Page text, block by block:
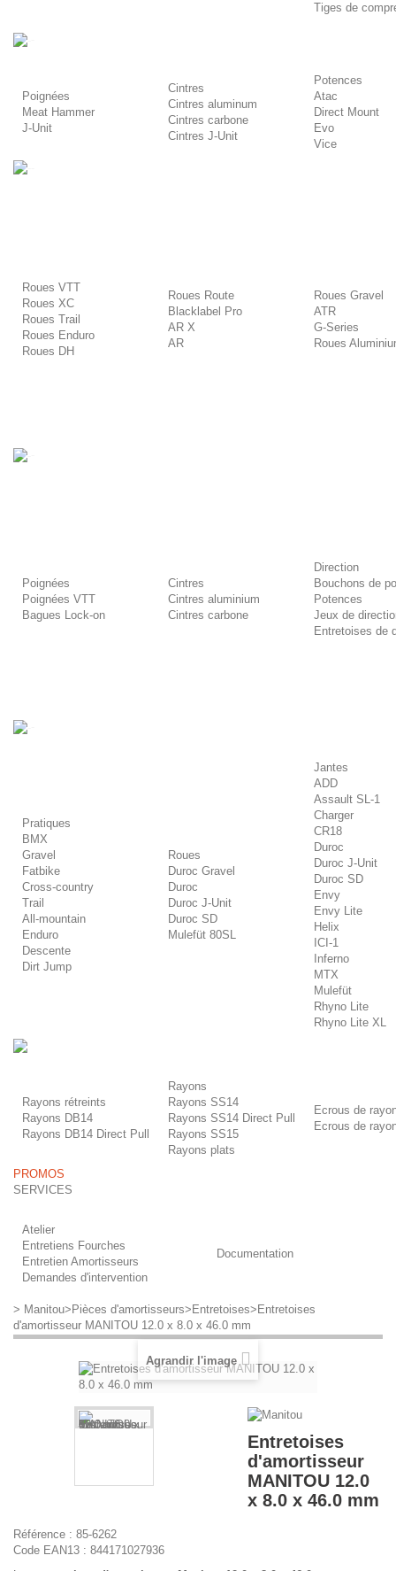
Tiges de
Poignées
Meat Hammer
J-Unit
Cintres
Cintres aluminum
Cintres carbone
Cintres J-Unit
Potences
Atac
Direct Mount
Evo
Vice
Roues VTT
Roues XC
Roues Trail
Roues Enduro
Roues DH
Roues Route
Blacklabel Pro
AR X
AR
Roues Gravel
ATR
G-Series
Roues
Poignées
Poignées VTT
Bagues Lock-on
Cintres
Cintres aluminium
Cintres carbone
Direction
Bouchons de
Potences
Jeux de
Entretoises de
Pratiques
BMX
Gravel
Fatbike
Cross-country
Trail
All-mountain
Enduro
Descente
Dirt Jump
Roues
Duroc Gravel
Duroc
Duroc J-Unit
Duroc SD
Mulefüt 80SL
Jantes
ADD
Assault SL-1
Charger
CR18
Duroc
Duroc J-Unit
Duroc SD
Envy
Envy Lite
Helix
ICI-1
Inferno
MTX
Mulefüt
Rhyno Lite
Rhyno Lite XL
Rayons rétreints
Rayons DB14
Rayons DB14 Direct Pull
Rayons
Rayons SS14
Rayons SS14 Direct Pull
Rayons SS15
Rayons plats
Ecrous de
Ecrous de
PROMOS
SERVICES
Atelier
Entretiens Fourches
Entretien Amortisseurs
Demandes d'intervention
Documentation
> Manitou> Pièces d'amortisseurs> Entretoises> Entretoises
d'amortisseur MANITOU 12.0 x 8.0 x 46.0 mm
Agrandir l'image
Entretoises
d'amortisseur
MANITOU 12.0
x 8.0 x 46.0 mm
Référence : 85-6262
Code EAN13 : 844171027936